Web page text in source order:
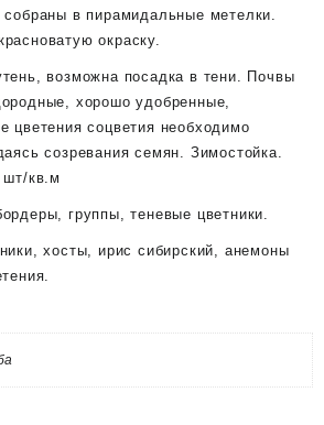
собраны в пирамидальные метелки.
окраску.
возможна посадка в тени. Почвы
хорошо удобренные,
цветения соцветия необходимо
созревания семян. Зимостойка.
шт/кв.м
группы, теневые цветники.
хосты, ирис сибирский, анемоны